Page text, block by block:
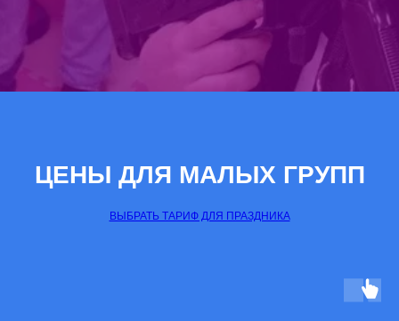
ЦЕНЫ ДЛЯ МАЛЫХ ГРУПП
ВЫБРАТЬ ТАРИФ ДЛЯ ПРАЗДНИКА